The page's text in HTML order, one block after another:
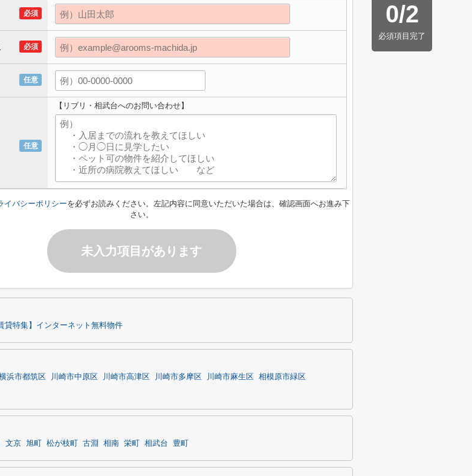
0/2
必須項目完了
必須
必須
任意
任意
【リブリ・相武台へのお問い合わせ】
イバシーポリシーを必ずお読みください。左記内容に同意いただいた場合は、確認画面へお進み下
さい。
未入力項目があります
貸特集】インターネット無料物件
浜市都筑区 川崎市中原区 川崎市高津区 川崎市多摩区 川崎市麻生区
相模原市緑区
文京 旭町 松が枝町 古淵 相南 栄町 相武台 豊町